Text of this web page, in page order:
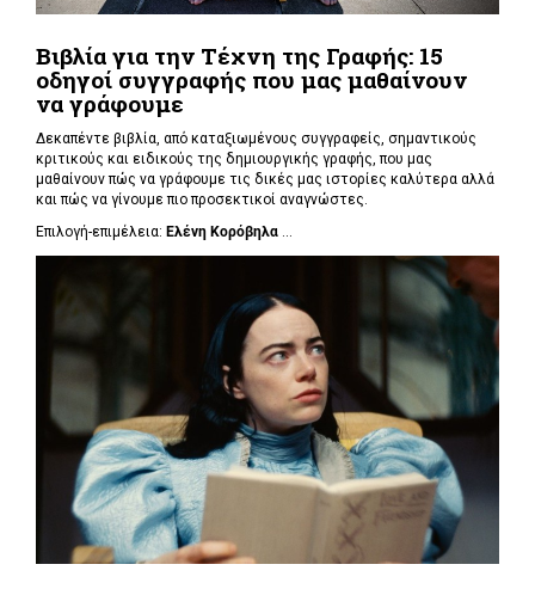
Βιβλία για την Τέχνη της Γραφής: 15
οδηγοί συγγραφής που μας μαθαίνουν
να γράφουμε
Δεκαπέντε βιβλία, από καταξιωμένους συγγραφείς, σημαντικούς
κριτικούς και ειδικούς της δημιουργικής γραφής, που μας
μαθαίνουν πώς να γράφουμε τις δικές μας ιστορίες καλύτερα αλλά
και πώς να γίνουμε πιο προσεκτικοί αναγνώστες.
Επιλογή-επιμέλεια: Ελένη Κορόβηλα ...